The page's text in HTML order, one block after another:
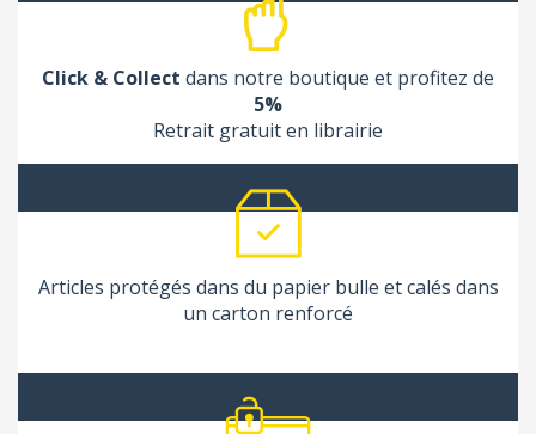
Click & Collect dans notre boutique et profitez de
5%
Retrait gratuit en librairie
Articles protégés dans du papier bulle et calés dans
un carton renforcé